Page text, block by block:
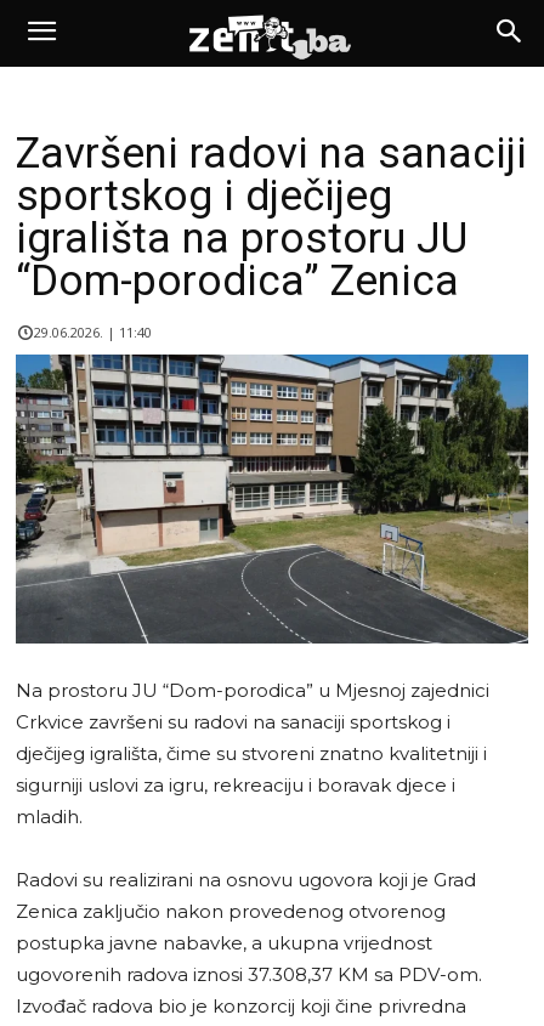
Završeni radovi na sanaciji
sportskog i dječijeg
igrališta na prostoru JU
“Dom-porodica” Zenica
29.06.2026. | 11:40
Na prostoru JU “Dom-porodica” u Mjesnoj zajednici
Crkvice završeni su radovi na sanaciji sportskog i
dječijeg igrališta, čime su stvoreni znatno kvalitetniji i
sigurniji uslovi za igru, rekreaciju i boravak djece i
mladih.
Radovi su realizirani na osnovu ugovora koji je Grad
Zenica zaključio nakon provedenog otvorenog
postupka javne nabavke, a ukupna vrijednost
ugovorenih radova iznosi 37.308,37 KM sa PDV-om.
Izvođač radova bio je konzorcij koji čine privredna